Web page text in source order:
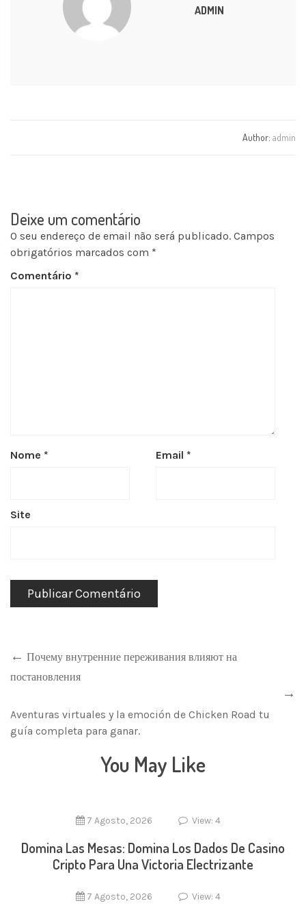
ADMIN
Author: admin
Deixe um comentário
O seu endereço de email não será publicado. Campos
obrigatórios marcados com *
Comentário *
Nome * Email *
Site
Почему внутренние переживания влияют на
постановления
Aventuras virtuales y la emoción de Chicken Road tu
guía completa para ganar.
You May Like
7 Agosto, 2026 View: 4
Domina Las Mesas: Domina Los Dados De Casino
Cripto Para Una Victoria Electrizante
7 Agosto, 2026 View: 4